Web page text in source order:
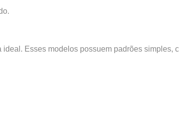
Esses modelos possuem padrões simples,